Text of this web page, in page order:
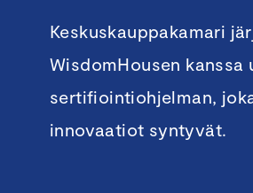
Keskuskauppakamari
WisdomHousen
sertifiointiohjelman,
innovaatiot syntyvät.